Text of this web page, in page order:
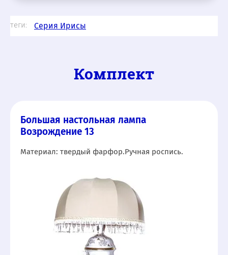
теги: Серия Ирисы
Комплект
Большая настольная лампа
Возрождение 13
Материал: твердый фарфор.Ручная роспись.